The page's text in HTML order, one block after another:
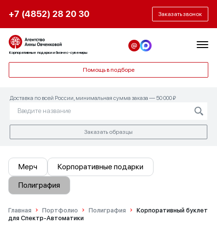
+7 (4852) 28 20 30 Заказать звонок
Корпоративные подарки и бизнес-сувениры
Помощь в подборе
Доставка по всей России, минимальная сумма заказа — 50 000 ₽
Заказать образцы
Мерч
Корпоративные подарки
Полиграфия
Главная Портфолио Полиграфия
Корпоративный буклет
для Спектр-Автоматики